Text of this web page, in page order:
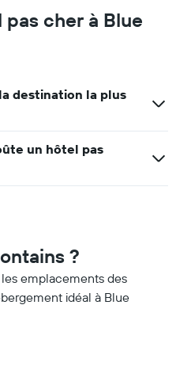
pas cher à Blue
destination la plus
un hôtel pas
?
emplacements des
idéal à Blue